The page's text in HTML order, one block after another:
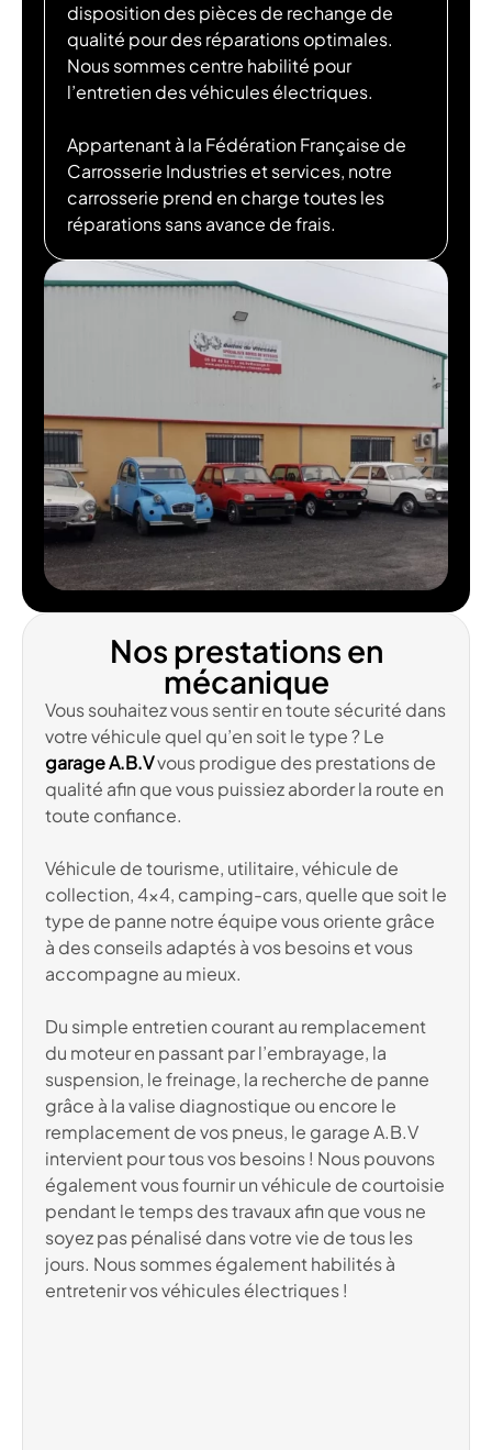
disposition des pièces de rechange de
qualité pour des réparations optimales.
Nous sommes centre habilité pour
l’entretien des véhicules électriques.
Appartenant à la Fédération Française de
Carrosserie Industries et services, notre
carrosserie prend en charge toutes les
réparations sans avance de frais.
Nos prestations en
mécanique
Vous souhaitez vous sentir en toute sécurité dans
votre véhicule quel qu’en soit le type ? Le
garage A.B.Vvous prodigue des prestations de
qualité afin que vous puissiez aborder la route en
toute confiance.
Véhicule de tourisme, utilitaire, véhicule de
collection, 4×4, camping-cars, quelle que soit le
type de panne notre équipe vous oriente grâce
à des conseils adaptés à vos besoins et vous
accompagne au mieux.
Du simple entretien courant au remplacement
du moteur en passant par l’embrayage, la
suspension, le freinage, la recherche de panne
grâce à la valise diagnostique ou encore le
remplacement de vos pneus, le garage A.B.V
intervient pour tous vos besoins ! Nous pouvons
également vous fournir un véhicule de courtoisie
pendant le temps des travaux afin que vous ne
soyez pas pénalisé dans votre vie de tous les
jours. Nous sommes également habilités à
entretenir vos véhicules électriques !